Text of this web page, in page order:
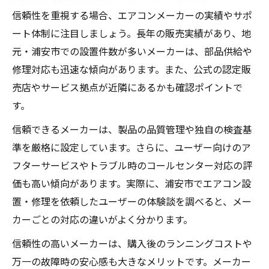
信頼性を重視する場合、エアコンメーカーの実績やサポ
ート体制に注目しましょう。長年の販売実績があり、地
元・浦安市での設置件数が多いメーカーは、部品供給や
修理対応も迅速な傾向があります。また、公式の認定販
売店やサービス拠点が近隣にあるかも確認ポイントで
す。
信頼できるメーカーは、製品の品質管理や独自の検査基
準を厳格に設定しています。さらに、ユーザー向けのア
フターサービスやトラブル時のコールセンター対応の評
価も高い傾向があります。実際に、浦安市でエアコン設
置・修理を依頼したユーザーの体験談を調べると、メー
カーごとの対応の違いがよく分かります。
信頼性の高いメーカーは、購入後のランニングコストや
万一の故障時の安心感も大きなメリットです。メーカー